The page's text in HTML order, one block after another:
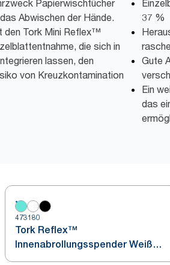
Papierwischtücher
Abwischen der Hände.
den Tork Mini Reflex™
die sich in
lassen, den
von Kreuzkontamination
37 %
Gute
Ein
das
473180
Tork Reflex™
Innenabrollungsspender Weiß
und Türkis M4